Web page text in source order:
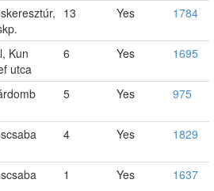
13 Yes 1784
Kun
utca
6 Yes 1695
5 Yes 975
4 Yes 1829
1 Yes 1637